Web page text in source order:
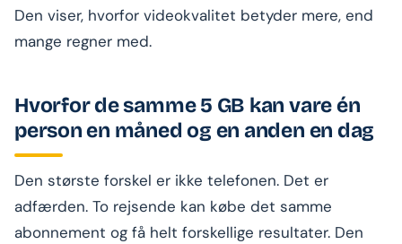
Den viser, hvorfor videokvalitet betyder mere, end
mange regner med.
Hvorfor de samme 5 GB kan vare én
person en måned og en anden en dag
Den største forskel er ikke telefonen. Det er
adfærden. To rejsende kan købe det samme
abonnement og få helt forskellige resultater. Den